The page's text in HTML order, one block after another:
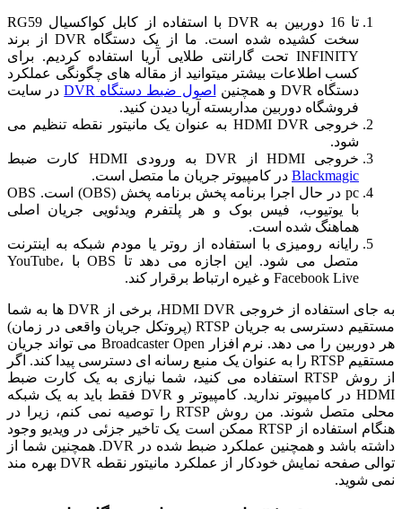
تا 16 دوربین به DVR با استفاده از کابل کواکسیال RG59
سخت کشیده شده است. ما از یک دستگاه DVR از برند
INFINITY تحت گارانتی طلایی آریا استفاده کردیم. برای
کسب اطلاعات بیشتر میتوانید از مقاله های چگونگی عملکرد
دستگاه DVR و همچنین
اصول ضبط دستگاه DVR
در سایت
فروشگاه دوربین مداربسته آریا دیدن کنید.
خروجی HDMI DVR به عنوان یک مانیتور نقطه تنظیم می
شود.
خروجی HDMI از DVR به ورودی HDMI کارت ضبط
Blackmagic در کامپیوتر جریان ما متصل است.
pc در حال اجرا برنامه پخش برنامه پخش (OBS) است. OBS
با یوتیوب، فیس بوک و هر پلتفرم ویدئویی جریان اصلی
هماهنگ شده است.
رایانه رومیزی با استفاده از روتر یا مودم شبکه به اینترنت
متصل می شود. این اجازه می دهد تا OBS با YouTube،
Facebook Live و غیره ارتباط برقرار کند.
به جای استفاده از خروجی HDMI DVR، برخی از DVR ها به شما
مستقیم دسترسی به جریان RTSP (پروتکل جریان واقعی در زمان)
هر دوربین را می دهد. نرم افزار Broadcaster Open می تواند جریان
مستقیم RTSP را به عنوان یک منبع رسانه ای دسترسی پیدا کند. اگر
از روش RTSP استفاده می کنید، شما نیازی به یک کارت ضبط
HDMI در کامپیوتر ندارید. کامپیوتر و DVR فقط باید به یک شبکه
محلی متصل شوند. من روش RTSP را توصیه نمی کنم، زیرا در
هنگام استفاده از RTSP ممکن است یک تاخیر جزئی در ویدیو وجود
داشته باشد و همچنین عملکرد ضبط شده در DVR. همچنین شما از
توالی صفحه نمایش خودکار از عملکرد مانیتور نقطه DVR بهره مند
نمی شوید.